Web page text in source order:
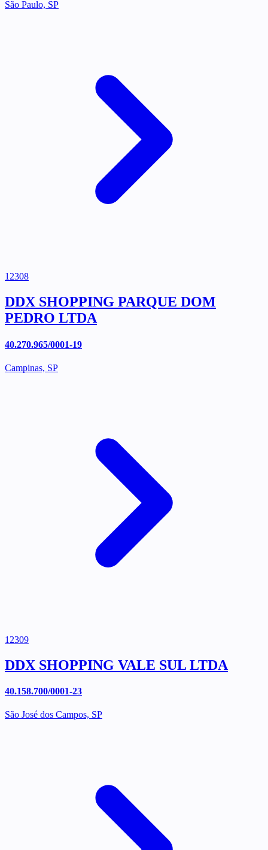
São Paulo, SP
12308
DDX SHOPPING PARQUE DOM
PEDRO LTDA
40.270.965/0001-19
Campinas, SP
12309
DDX SHOPPING VALE SUL LTDA
40.158.700/0001-23
São José dos Campos, SP